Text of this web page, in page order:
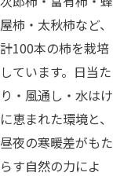
屋柿・太秋柿など、
計100本の柿を栽培
しています。日当た
り・風通し・水はけ
に恵まれた環境と、
昼夜の寒暖差がもた
らす自然の力によ